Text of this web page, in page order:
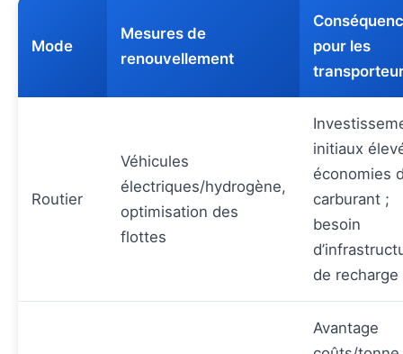
Mode
Mesures de
renouvellement
pour les
Routier
Véhicules
électriques/hydrogène,
optimisation des
flottes
initiaux
économies
carburant ;
besoin
de recharge
Avantage